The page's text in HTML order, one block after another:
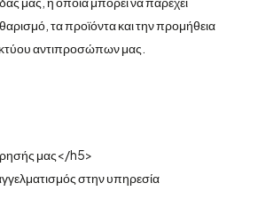
τα προϊόντα και την προμήθεια
αντιπροσώπων μας.
μας</h5>
στην υπηρεσία